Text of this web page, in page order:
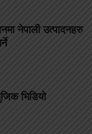
नेपाली उत्पादनहरु
भिडियो